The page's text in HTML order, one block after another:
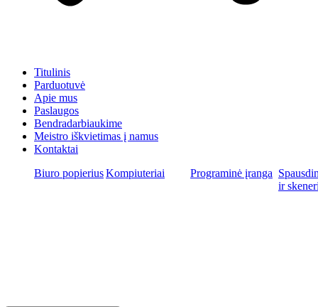
Titulinis
Parduotuvė
Apie mus
Paslaugos
Bendradarbiaukime
Meistro iškvietimas į namus
Kontaktai
Biuro popieriusKompiuteriai Programinė įranga
ir